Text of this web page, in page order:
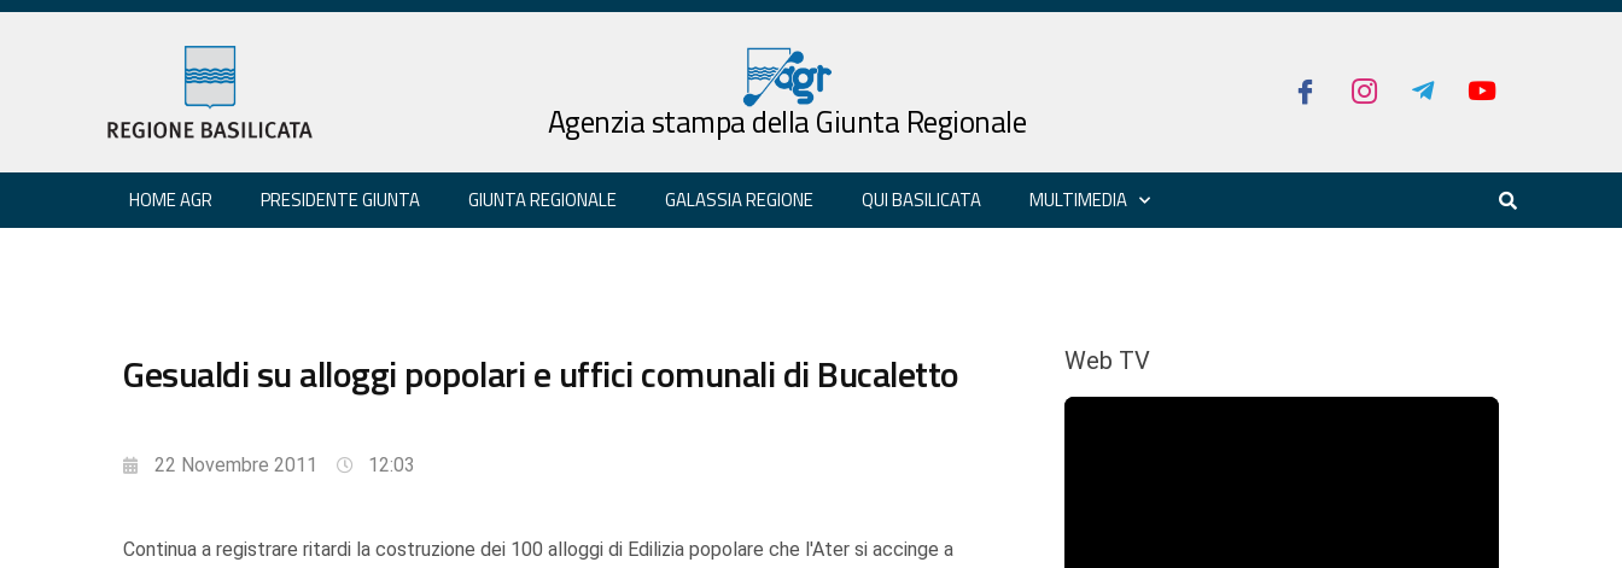
Agenzia stampa della Giunta Regionale
HOME AGR PRESIDENTE GIUNTA GIUNTA REGIONALE GALASSIA REGIONE QUI BASILICATA MULTIMEDIA
Gesualdi su alloggi popolari e uffici comunali di Bucaletto
22 Novembre 2011 12:03
Continua a registrare ritardi la costruzione dei 100 alloggi di Edilizia popolare che l'Ater si accinge a
Web TV